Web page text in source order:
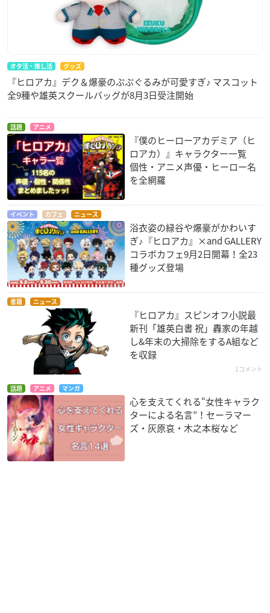
オタ活・推し活 グッズ
『ヒロアカ』デク＆爆豪のぷぷぐるみが可愛すぎ♪ マスコット
全9種や雄英スクールバッグが8月3日受注開始
話題 アニメ
『僕のヒーローアカデミア（ヒ
ロアカ）』キャラクター一覧
個性・アニメ声優・ヒーロー名
を全網羅
イベント カフェ ニュース
浴衣姿の緑谷や爆豪がかわいす
ぎ♪『ヒロアカ』×and GALLERY
コラボカフェ9月2日開幕！全23
種グッズ登場
書籍 ニュース
『ヒロアカ』スピンオフ小説最
新刊「雄英白書 祝」轟家の年越
し&年末の大掃除をするA組など
を収録
1コメント
話題 アニメ マンガ
心を支えてくれる“女性キャラク
ターによる名言”！セーラマー
ズ・灰原哀・木之本桜など